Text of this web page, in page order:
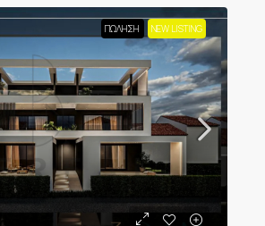
ΠΏΛΗΣΗ NEW LISTING